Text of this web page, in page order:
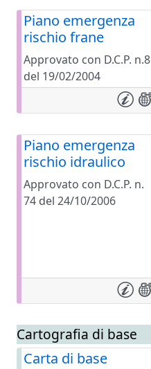
Piano emergenza
rischio frane
Approvato con D.C.P. n.8
del 19/02/2004
Piano emergenza
rischio idraulico
Approvato con D.C.P. n.
74 del 24/10/2006
Cartografia di base
Carta di base